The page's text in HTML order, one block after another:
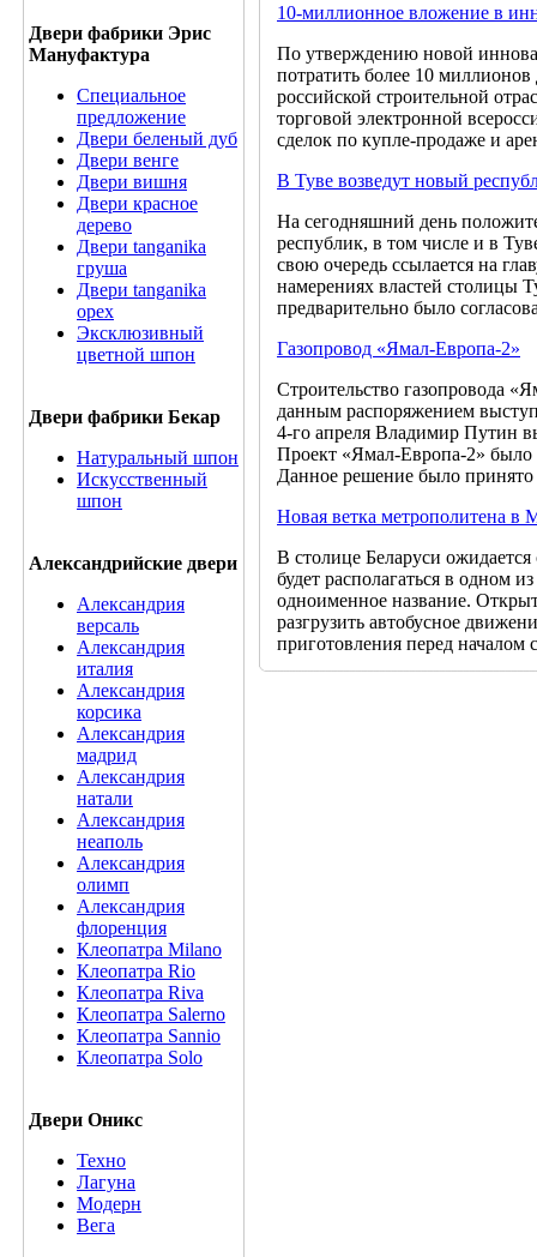
Двери фабрики Эрис
Мануфактура
Специальное
предложение
Двери беленый дуб
Двери венге
Двери вишня
Двери красное
дерево
Двери tanganika
груша
Двери tanganika
oрех
Эксклюзивный
цветной шпон
Двери фабрики Бекар
Натуральный шпон
Искусственный
шпон
Александрийские двери
Александрия
версаль
Александрия
италия
Александрия
корсика
Александрия
мадрид
Александрия
натали
Александрия
неаполь
Александрия
олимп
Александрия
флоренция
Клеопатра Milano
Клеопатра Rio
Клеопатра Riva
Клеопатра Salerno
Клеопатра Sannio
Клеопатра Solo
Двери Оникс
Техно
Лагуна
Модерн
Вега
10-миллионное вложение в
По утверждению новой
потратить более 10
российской строительной
торговой электронной
сделок по купле-продаже и
В Туве возведут новый
На сегодняшний день
республик, в том числе и в
свою очередь ссылается на
намерениях властей столицы
предварительно было
Газопровод «Ямал-Европа-2»
Строительство газопровода
данным распоряжением
4-го апреля Владимир Путин
Проект «Ямал-Европа-2» было
Данное решение было принято
Новая ветка метрополитена в
В столице Беларуси
будет располагаться в одном
одноименное название.
разгрузить автобусное
приготовления перед началом